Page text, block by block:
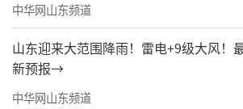
天眼查App显示，徐峥关
均为存续状态。包括上海徐峥
（100%控股）、上海真乐道
（100%控股）、海口保税区金
中华网山东频道
山东迎来大范围降雨！雷电+9级大风！
新预报→
中华网山东频道